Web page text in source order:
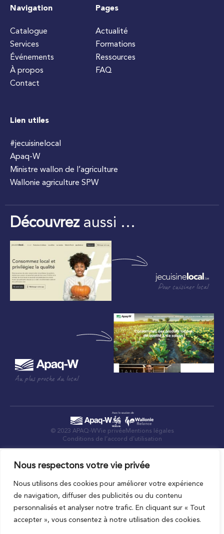
Nous respectons votre vie privée
Nous utilisons des cookies pour améliorer votre expérience
de navigation, diffuser des publicités ou du contenu
personnalisés et analyser notre trafic. En cliquant sur « Tout
accepter », vous consentez à notre utilisation des cookies.
Navigation
Catalogue
Services
Événements
À propos
Contact
Pages
Actualité
Formations
Ressources
FAQ
Lien utiles
#jecuisinelocal
Apaq-W
Ministre wallon de l’agriculture
Wallonie agriculture SPW
Découvrezaussi …
Pour cuisiner local
Au plus proche du local
© 2023 APAQ-WVie privée Mentions légales
Conditions de l’accord d’utilisation